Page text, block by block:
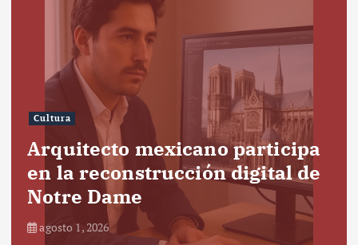
Cultura
Arquitecto mexicano participa
en la reconstrucción digital de
Notre Dame
agosto 1, 2026